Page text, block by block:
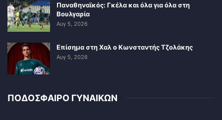
Παναθηναϊκός: Γκέλα και όλα για όλα στη
Βουλγαρία
Αυγ 5, 2026
Επίσημα στη Χαλ ο Κωνσταντής Τζολάκης
Αυγ 5, 2026
ΠΟΔΟΣΦΑΙΡΟ ΓΥΝΑΙΚΩΝ